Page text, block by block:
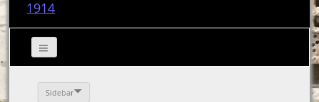
1914
Sidebar